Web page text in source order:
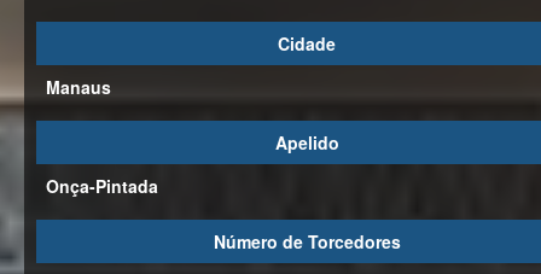
Cidade
Manaus
Apelido
Onça-Pintada
Número de Torcedores